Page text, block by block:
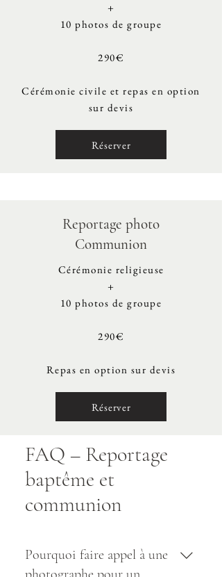
+
10 photos de groupe
290€
Cérémonie civile et repas en option
sur devis
Réserver
Reportage photo
Communion
Cérémonie religieuse
+
10 photos de groupe
290€
Repas en option sur devis
Réserver
FAQ – Reportage
baptême et
communion
Pourquoi faire appel à une